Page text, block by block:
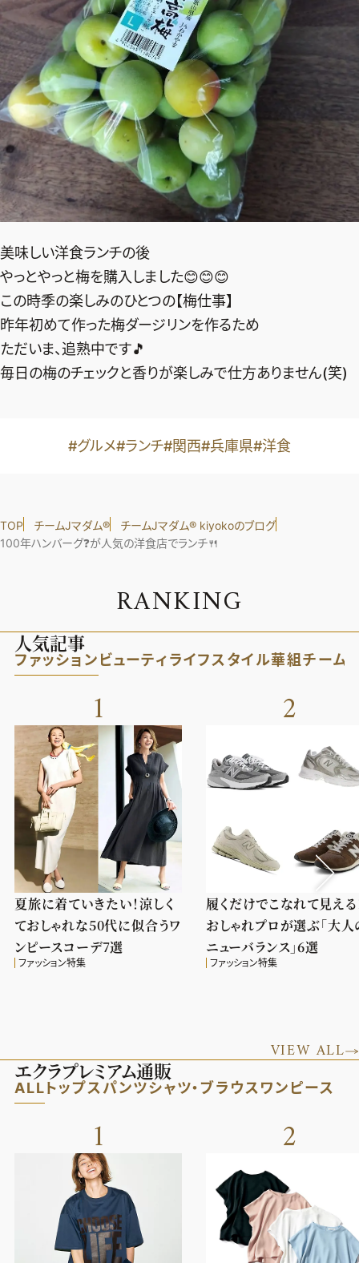
美味しい洋食ランチの後
やっとやっと梅を購入しました😊😊😊
この時季の楽しみのひとつの【梅仕事】
昨年初めて作った梅ダージリンを作るため
ただいま、追熟中です🎵
毎日の梅のチェックと香りが楽しみで仕方ありません(笑)
#グルメ#ランチ#関西#兵庫県#洋食
TOP チームJマダム®︎
チームJマダム®︎ kiyokoのブログ
100年ハンバーグ❓が人気の洋食店でランチ🍴
RANKING
人気記事
ファッション ビューティライフスタイル華組チーム
1
夏旅に着ていきたい！涼しく
ておしゃれな50代に似合うワ
ンピースコーデ7選
ファッション特集
2
履くだけでこなれて見える
おしゃれプロが選ぶ「大人
ニューバランス」6選
ファッション特集
VIEW ALL
エクラプレミアム通販
ALLトップス パンツシャツ・ブラウス ワンピース
1 2